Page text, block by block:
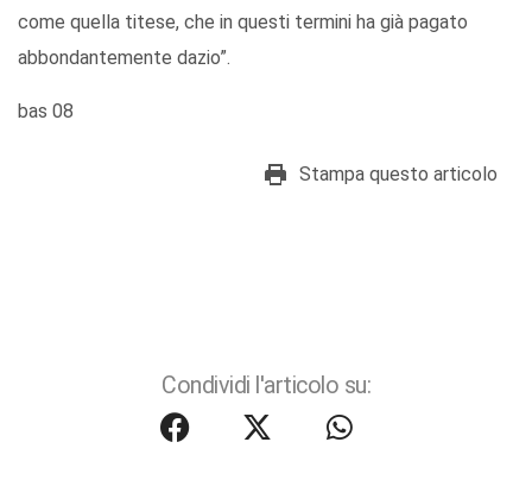
come quella titese, che in questi termini ha già pagato
abbondantemente dazio”.
bas 08
Stampa questo articolo
Condividi l'articolo su: